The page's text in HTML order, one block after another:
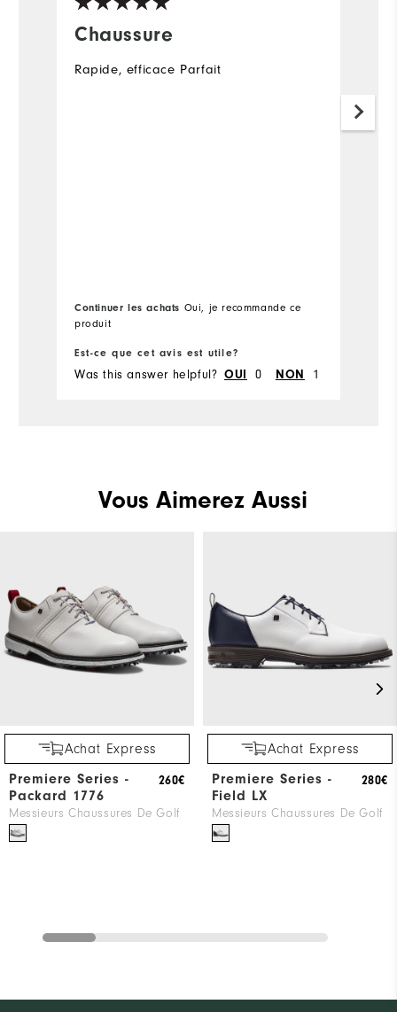
Chaussure
Rapide, efficace Parfait
Continuer les achats Oui, je recommande ce
produit
Est-ce que cet avis est utile?
Was this answer helpful? OUI 0 NON 1
Vous Aimerez Aussi
Achat Express
Premiere Series -
Packard 1776
Messieurs Chaussures De Golf
260€
Achat Express
Premiere Series -
Field LX
Messieurs Chaussures De Golf
280€